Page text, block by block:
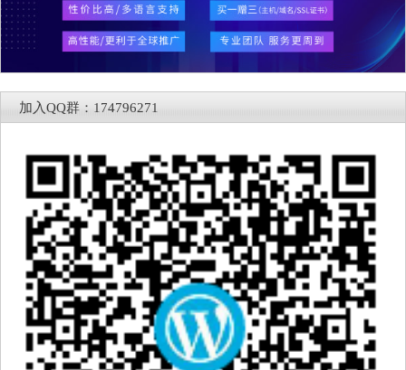
加入QQ群：174796271